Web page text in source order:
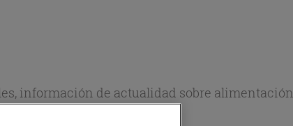
información de actualidad sobre
muchos otros temas.